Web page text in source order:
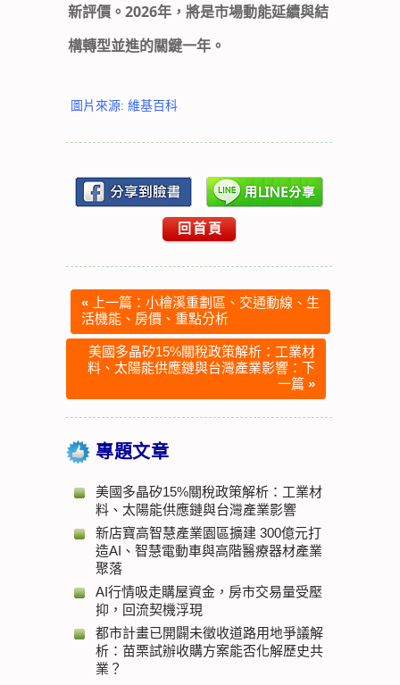
新評價。2026年，將是市場動能延續與結
構轉型並進的關鍵一年。
圖片來源: 維基百科
回首頁
« 上一篇：小檜溪重劃區、交通動線、生
活機能、房價、重點分析
美國多晶矽15%關稅政策解析：工業材
料、太陽能供應鏈與台灣產業影響：下
一篇 »
專題文章
美國多晶矽15%關稅政策解析：工業材
料、太陽能供應鏈與台灣產業影響
新店寶高智慧產業園區擴建 300億元打
造AI、智慧電動車與高階醫療器材產業
聚落
AI行情吸走購屋資金，房市交易量受壓
抑，回流契機浮現
都市計畫已開闢未徵收道路用地爭議解
析：苗栗試辦收購方案能否化解歷史共
業？